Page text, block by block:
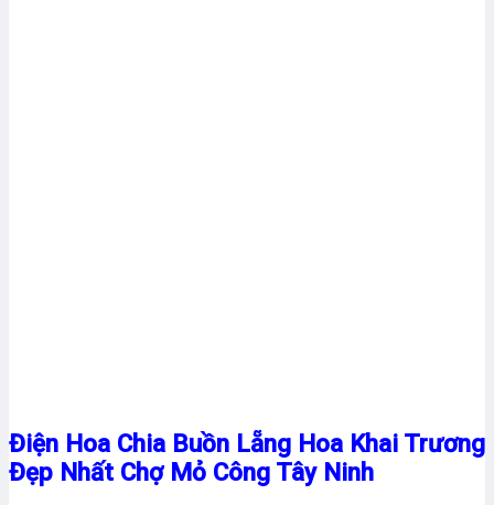
Điện Hoa Chia Buồn Lẵng Hoa Khai Trương
Đẹp Nhất Chợ Mỏ Công Tây Ninh